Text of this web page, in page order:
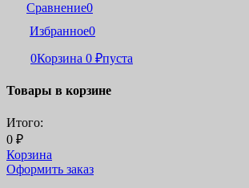
Сравнение0
Избранное0
0Корзина 0 ₽пуста
Товары в корзине
Итого:
0 ₽
Корзина
Оформить заказ